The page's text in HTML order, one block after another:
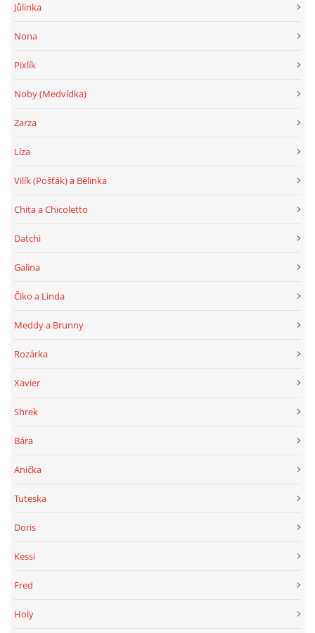
Jůlinka
Nona
Pixlík
Noby (Medvídka)
Zarza
Líza
Vilík (Pošťák) a Bělinka
Chita a Chicoletto
Datchi
Galina
Čiko a Linda
Meddy a Brunny
Rozárka
Xavier
Shrek
Bára
Anička
Tuteska
Doris
Kessi
Fred
Holy